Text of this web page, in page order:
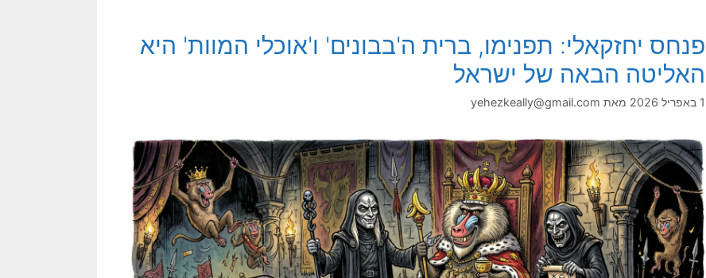
פנחס יחזקאלי: תפנימו, ברית ה'בבונים' ו'אוכלי המוות' היא
האליטה הבאה של ישראל
1 באפריל 2026 מאת yehezkeally@gmail.com